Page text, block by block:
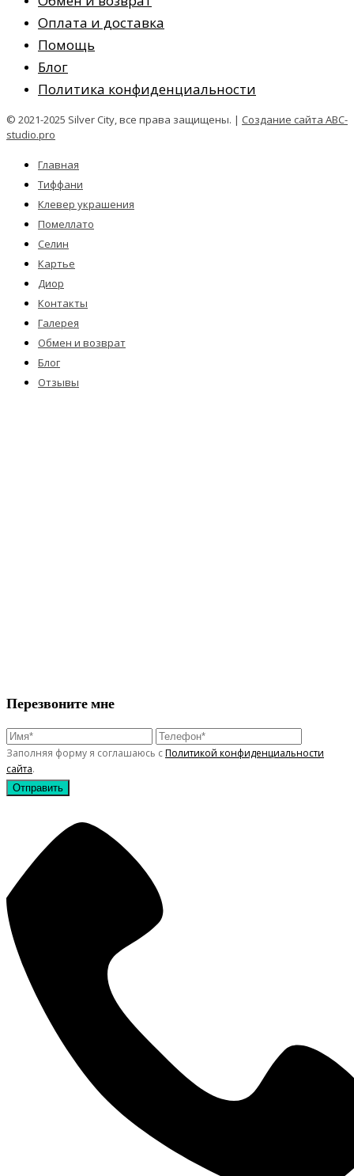
Оплата и доставка
Помощь
Блог
Политика конфиденциальности
© 2021-2025 Silver City, все права защищены. | Создание сайта ABC-
studio.pro
Главная
Тиффани
Клевер украшения
Помеллато
Селин
Картье
Диор
Контакты
Галерея
Обмен и возврат
Блог
Отзывы
Перезвоните мне
Заполняя форму я соглашаюсь сПолитикой конфиденциальности
сайта.
Отправить